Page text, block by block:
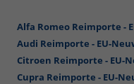
Alfa Romeo Reimporte -
Audi Reimporte - EU-
Citroen Reimporte - EU-
Cupra Reimporte - EU-